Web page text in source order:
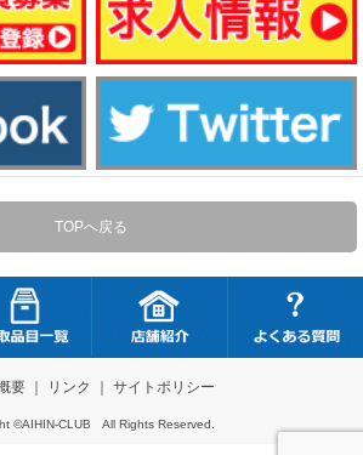
TOPへ戻る
要｜ リンク サイトポリシー
©AIHIN-CLUB All Rights Reserved.